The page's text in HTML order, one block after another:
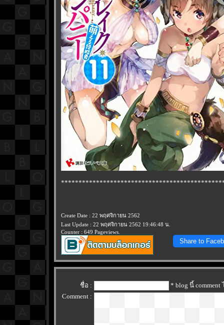
Create Date : 22 พฤศจิกายน 2562
Last Update : 22 พฤศจิกายน 2562 19:46:48 น.
Counter : 649 Pageviews.
Share to
ชื่อ :
* blog นี้
Comment :